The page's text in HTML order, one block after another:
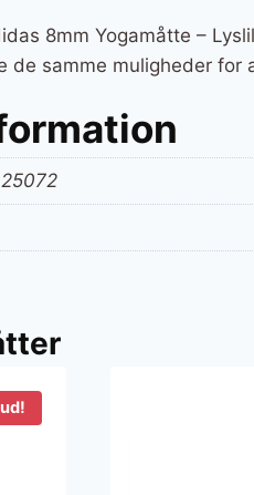
8mm Yogamåtte –
de samme muligheder